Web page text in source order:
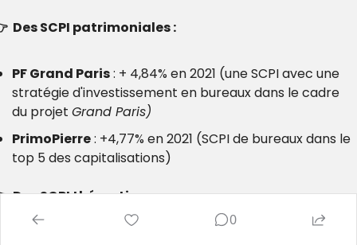
Des SCPI patrimoniales :
PF Grand Paris : + 4,84% en 2021 (une SCPI avec une
stratégie d'investissement en bureaux dans le cadre
du projet Grand Paris)
PrimoPierre : +4,77% en 2021 (SCPI de bureaux dans le
top 5 des capitalisations)
Des SCPI thématiques :
0